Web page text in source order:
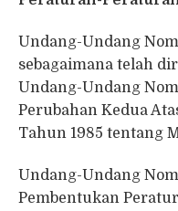
Undang-Undang
sebagaimana telah
Undang-Undang
Perubahan Kedua
Tahun 1985 tentang
Undang-Undang
Pembentukan